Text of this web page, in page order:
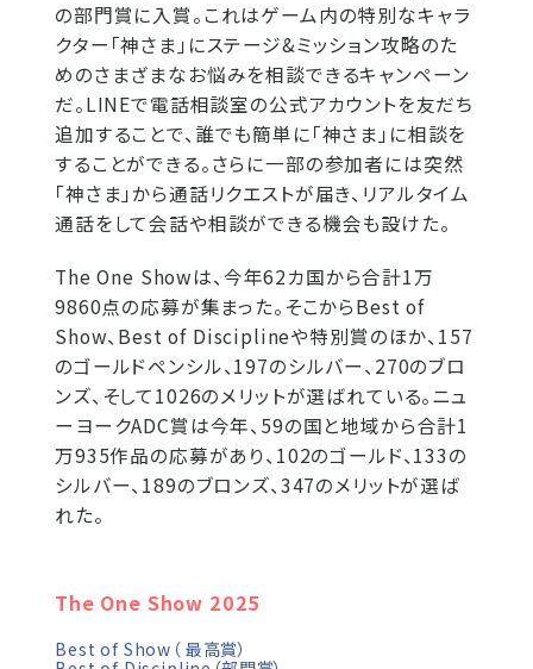
の部門賞に入賞。これはゲーム内の特別なキャラ
クター「神さま」にステージ&ミッション攻略のた
めのさまざまなお悩みを相談できるキャンペーン
だ。LINEで電話相談室の公式アカウントを友だち
追加することで、誰でも簡単に「神さま」に相談を
することができる。さらに一部の参加者には突然
「神さま」から通話リクエストが届き、リアルタイム
通話をして会話や相談ができる機会も設けた。
The One Showは、今年62カ国から合計1万
9860点の応募が集まった。そこからBest of
Show、Best of Disciplineや特別賞のほか、157
のゴールドペンシル、197のシルバー、270のブロ
ンズ、そして1026のメリットが選ばれている。ニュ
ーヨークADC賞は今年、59の国と地域から合計1
万935作品の応募があり、102のゴールド、133の
シルバー、189のブロンズ、347のメリットが選ば
れた。
The One Show 2025
Best of Show（ 最高賞）